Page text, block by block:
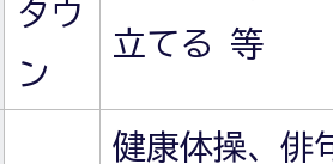
タウ
ン
立てる 等
健康体操、俳